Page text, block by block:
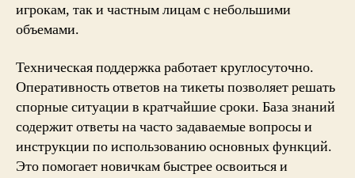
игрокам, так и частным лицам с небольшими
объемами.
Техническая поддержка работает круглосуточно.
Оперативность ответов на тикеты позволяет решать
спорные ситуации в кратчайшие сроки. База знаний
содержит ответы на часто задаваемые вопросы и
инструкции по использованию основных функций.
Это помогает новичкам быстрее освоиться и